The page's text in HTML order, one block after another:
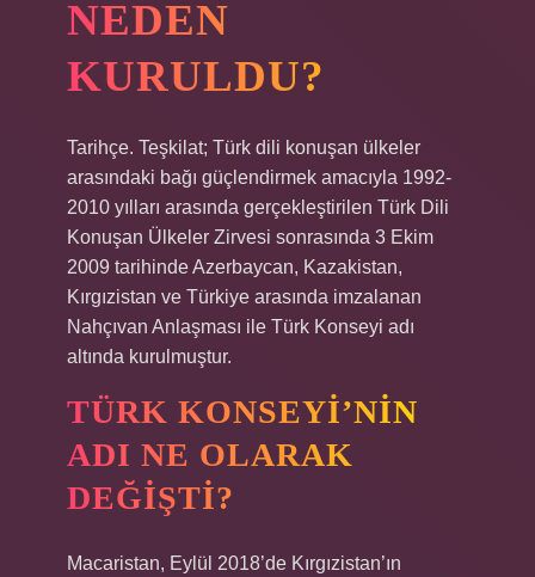
NEDEN
KURULDU?
Tarihçe. Teşkilat; Türk dili konuşan ülkeler
arasındaki bağı güçlendirmek amacıyla 1992-
2010 yılları arasında gerçekleştirilen Türk Dili
Konuşan Ülkeler Zirvesi sonrasında 3 Ekim
2009 tarihinde Azerbaycan, Kazakistan,
Kırgızistan ve Türkiye arasında imzalanan
Nahçıvan Anlaşması ile Türk Konseyi adı
altında kurulmuştur.
TÜRK KONSEYI’NIN
ADI NE OLARAK
DEĞIŞTI?
Macaristan, Eylül 2018’de Kırgızistan’ın